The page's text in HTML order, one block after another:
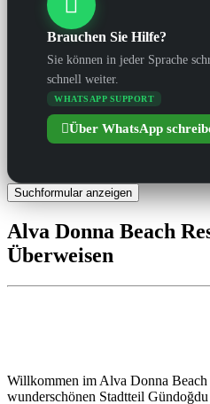
Brauchen Sie Hilfe?
Sie können in jeder Sprache
schnell weiter.
WHATSAPP SUPPORT
Über WhatsApp
Suchformular anzeigen
Alva Donna Beach
Überweisen
Willkommen im Alva Donna
wunderschönen Stadtteil